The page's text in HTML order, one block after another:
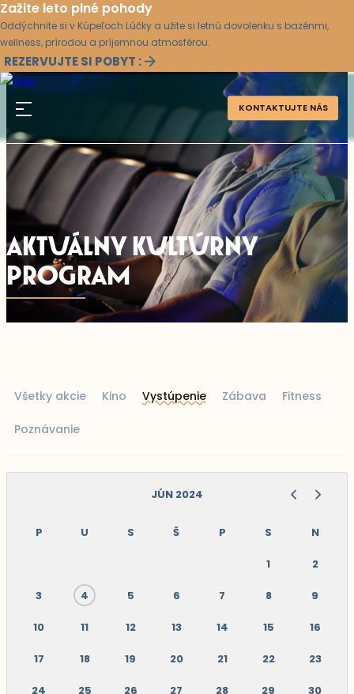
Zažite leto plné pohody
Oddýchnite si v Kúpeľoch Lúčky a užite si letnú dovolenku s bazénmi,
wellness, prírodou a príjemnou atmosférou.
REZERVUJTE SI POBYT :
KONTAKTUJTE NÁS
AKTUÁLNY KULTÚRNY
PROGRAM
Všetky akcie Kino Vystúpenie Zábava Fitness
Poznávanie
JÚN 2024
P U S Š P S N
1 2
3 4 5 6 7 8 9
10 11 12 13 14 15 16
17 18 19 20 21 22 23
24 25 26 27 28 29 30